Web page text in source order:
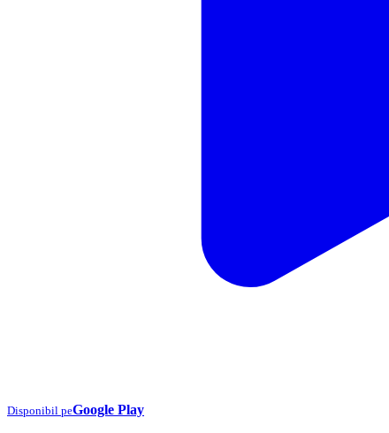
Disponibil peGoogle Play